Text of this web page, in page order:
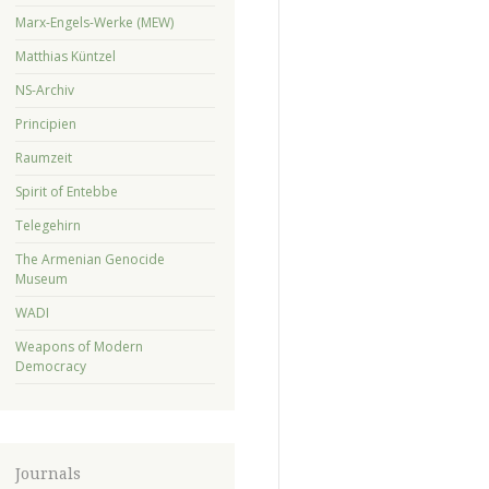
Marx-Engels-Werke (MEW)
Matthias Küntzel
NS-Archiv
Principien
Raumzeit
Spirit of Entebbe
Telegehirn
The Armenian Genocide
Museum
WADI
Weapons of Modern
Democracy
Journals